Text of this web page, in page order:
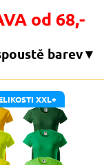
od 68,-
barev▼
XXL+